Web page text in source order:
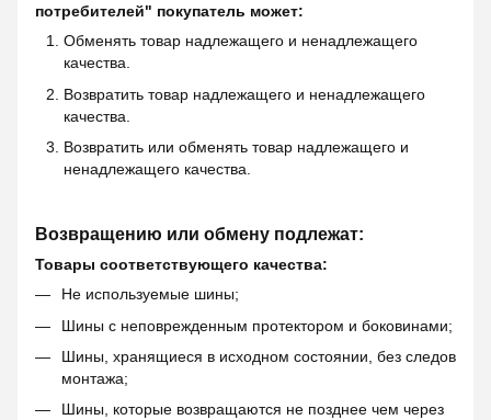
потребителей" покупатель может:
Обменять товар надлежащего и ненадлежащего
качества.
Возвратить товар надлежащего и ненадлежащего
качества.
Возвратить или обменять товар надлежащего и
ненадлежащего качества.
Возвращению или обмену подлежат:
Товары соответствующего качества:
Не используемые шины;
Шины с неповрежденным протектором и боковинами;
Шины, хранящиеся в исходном состоянии, без следов
монтажа;
Шины, которые возвращаются не позднее чем через